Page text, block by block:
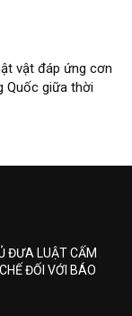
vật đáp ứng cơn
Quốc giữa thời
ĐƯA LUẬT CẤM
ĐỐI VỚI BÁO